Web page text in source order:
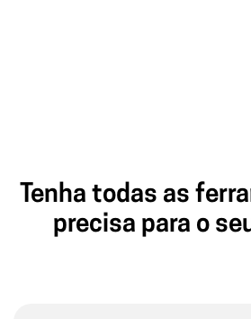
Tenha todas as
precisa para o